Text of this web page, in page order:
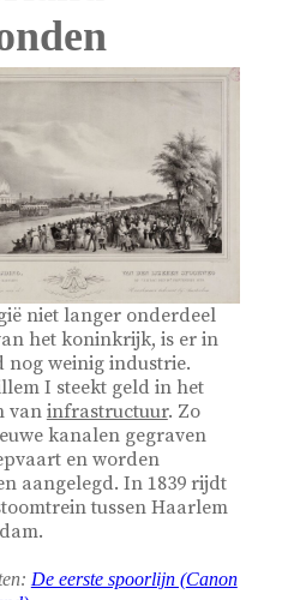
niet langer onderdeel
het koninkrijk, is er in
nog weinig industrie.
I steekt geld in het
van infrastructuur. Zo
kanalen gegraven
en worden
aangelegd. In 1839 rijdt
tussen Haarlem
De eerste spoorlijn (Canon